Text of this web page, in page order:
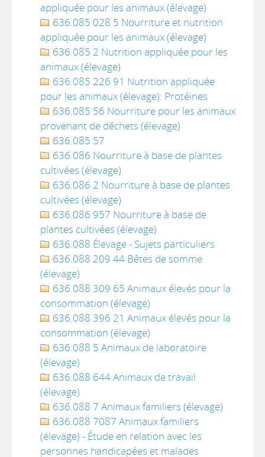
appliquée pour les animaux (élevage)
636.085 028 5 Nourriture et nutrition
appliquée pour les animaux (élevage)
636.085 2 Nutrition appliquée pour les
animaux (élevage)
636.085 226 91 Nutrition appliquée
pour les animaux (élevage): Protéines
636.085 56 Nourriture pour les animaux
provenant de déchets (élevage)
636.085 57
636.086 Nourriture à base de plantes
cultivées (élevage)
636.086 2 Nourriture à base de plantes
cultivées (élevage)
636.086 957 Nourriture à base de
plantes cultivées (élevage)
636.088 Élevage - Sujets particuliers
636.088 209 44 Bêtes de somme
(élevage)
636.088 309 65 Animaux élevés pour la
consommation (élevage)
636.088 396 21 Animaux élevés pour la
consommation (élevage)
636.088 5 Animaux de laboratoire
(élevage)
636.088 644 Animaux de travail
(élevage)
636.088 7 Animaux familiers (élevage)
636.088 7087 Animaux familiers
(élevage) - Étude en relation avec les
personnes handicapées et malades